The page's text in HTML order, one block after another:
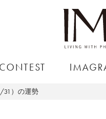
CONTEST
）の運勢